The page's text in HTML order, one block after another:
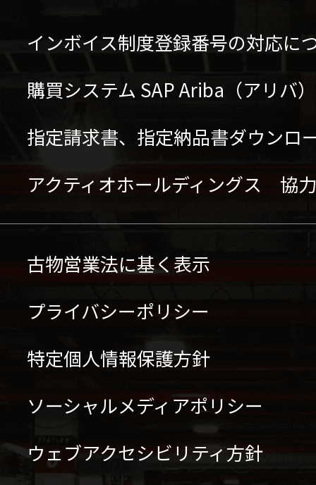
インボイス制度登録番号の対応に
購買システム SAP Ariba（アリバ
指定請求書、指定納品書ダウンロ
アクティオホールディングス 協
古物営業法に基く表示
プライバシーポリシー
特定個人情報保護方針
ソーシャルメディアポリシー
ウェブアクセシビリティ方針